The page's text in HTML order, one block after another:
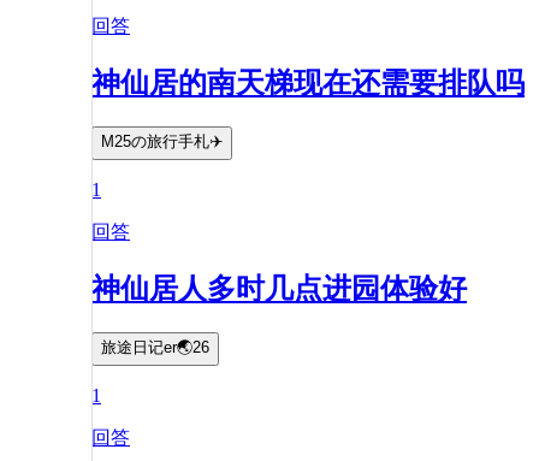
回答
神仙居的南天梯现在还需要排队吗
M25の旅行手札✈️
1
回答
神仙居人多时几点进园体验好
旅途日记er🌏26
1
回答